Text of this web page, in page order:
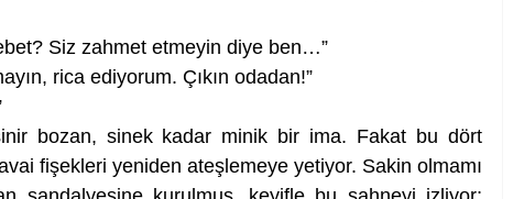
Siz zahmet etmeyin diye ben…”
rica ediyorum. Çıkın odadan!”
bozan, sinek kadar minik bir ima. Fakat bu dört
fişekleri yeniden ateşlemeye yetiyor. Sakin olmamı